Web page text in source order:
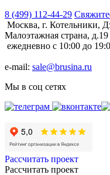
8 (499) 112-44-29
Москва, г. Котельники,
Малоэтажная страна, д.19
ежедневно с 10:00 до
e-mail: sale@brusina.ru
Мы в соц сетях
Рассчитать проект
Рассчитать проект